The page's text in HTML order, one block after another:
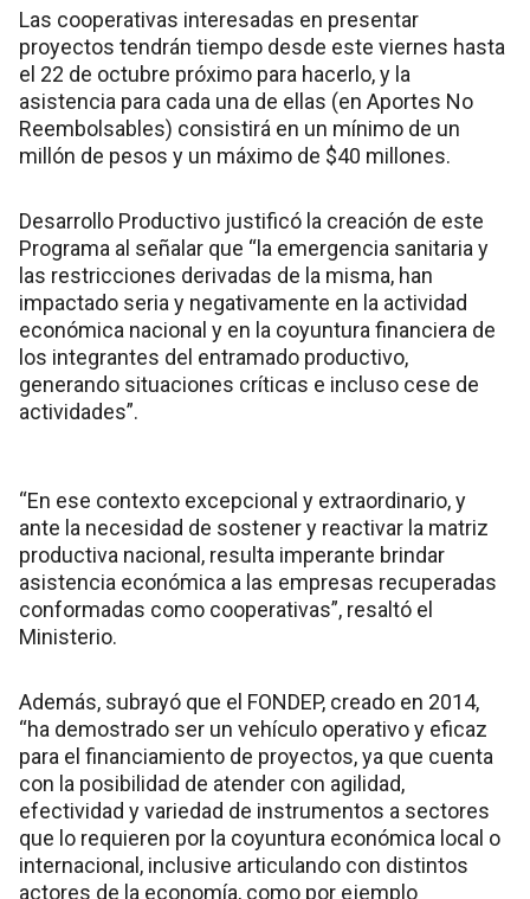
Las cooperativas interesadas en presentar
proyectos tendrán tiempo desde este viernes hasta
el 22 de octubre próximo para hacerlo, y la
asistencia para cada una de ellas (en Aportes No
Reembolsables) consistirá en un mínimo de un
millón de pesos y un máximo de $40 millones.
Desarrollo Productivo justificó la creación de este
Programa al señalar que “la emergencia sanitaria y
las restricciones derivadas de la misma, han
impactado seria y negativamente en la actividad
económica nacional y en la coyuntura financiera de
los integrantes del entramado productivo,
generando situaciones críticas e incluso cese de
actividades”.
“En ese contexto excepcional y extraordinario, y
ante la necesidad de sostener y reactivar la matriz
productiva nacional, resulta imperante brindar
asistencia económica a las empresas recuperadas
conformadas como cooperativas”, resaltó el
Ministerio.
Además, subrayó que el FONDEP, creado en 2014,
“ha demostrado ser un vehículo operativo y eficaz
para el financiamiento de proyectos, ya que cuenta
con la posibilidad de atender con agilidad,
efectividad y variedad de instrumentos a sectores
que lo requieren por la coyuntura económica local o
internacional, inclusive articulando con distintos
actores de la economía, como por ejemplo